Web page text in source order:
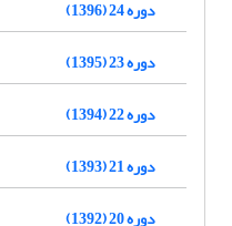
دوره 24 (1396)
دوره 23 (1395)
دوره 22 (1394)
دوره 21 (1393)
دوره 20 (1392)